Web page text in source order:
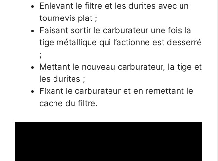
Enlevant le filtre et les durites avec un
tournevis plat ;
Faisant sortir le carburateur une fois la
tige métallique qui l’actionne est desserré
;
Mettant le nouveau carburateur, la tige et
les durites ;
Fixant le carburateur et en remettant le
cache du filtre.